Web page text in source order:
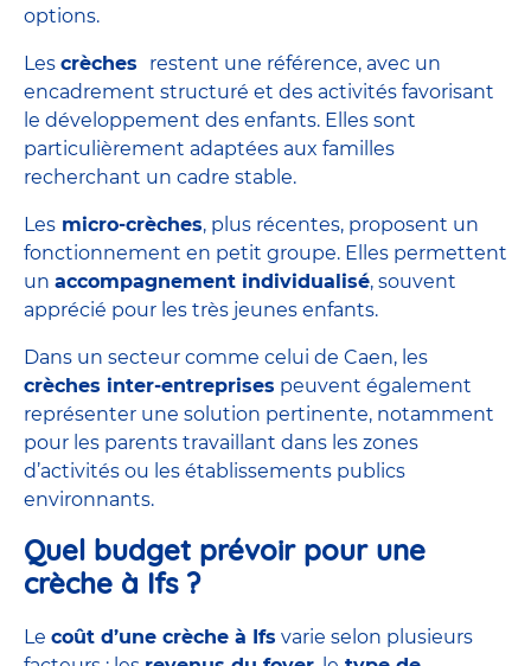
options.
Les crèches restent une référence, avec un
encadrement structuré et des activités favorisant
le développement des enfants. Elles sont
particulièrement adaptées aux familles
recherchant un cadre stable.
Les micro-crèches, plus récentes, proposent un
fonctionnement en petit groupe. Elles permettent
un accompagnement individualisé, souvent
apprécié pour les très jeunes enfants.
Dans un secteur comme celui de Caen, les
crèches inter-entreprises peuvent également
représenter une solution pertinente, notamment
pour les parents travaillant dans les zones
d’activités ou les établissements publics
environnants.
Quel budget prévoir pour une
crèche à Ifs ?
Le coût d’une crèche à Ifs varie selon plusieurs